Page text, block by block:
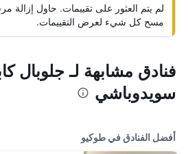
لم يتم العثور على تقييمات. حاول إزالة
مسح كل شيء لعرض التقييمات.
فنادق مشابهة لـ جلوبال
سويدوباشي
أفضل الفنادق في طوكيو